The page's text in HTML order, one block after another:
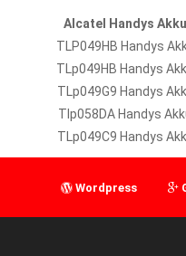
Alcatel Handys Akku
TLP049HB Handys
TLp049HB Handys
TLp049G9 Handys
Tlp058DA Handys
TLp049C9 Handys
Wordpress